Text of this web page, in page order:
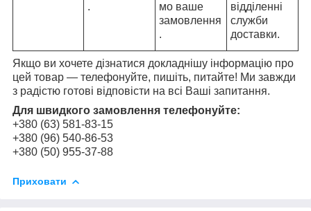
.
мо ваше
замовлення
.
відділенні
служби
доставки.
Якщо ви хочете дізнатися докладнішу інформацію про
цей товар — телефонуйте, пишіть, питайте! Ми завжди
з радістю готові відповісти на всі Ваші запитання.
Для швидкого замовлення телефонуйте:
+380 (63) 581-83-15
+380 (96) 540-86-53
+380 (50) 955-37-88
Приховати